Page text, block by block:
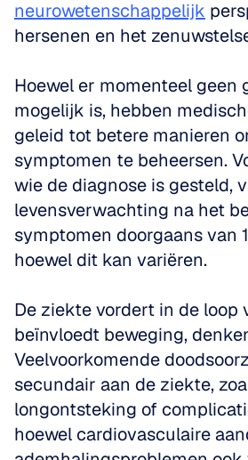
neurowetenschappelijk
hersenen en het
Hoewel er momenteel geen
mogelijk is, hebben
geleid tot betere manieren
symptomen te beheersen.
wie de diagnose is gesteld,
levensverwachting na het
symptomen doorgaans van
hoewel dit kan variëren.
De ziekte vordert in de loop
beïnvloedt beweging,
Veelvoorkomende
secundair aan de ziekte,
longontsteking of
hoewel cardiovasculaire